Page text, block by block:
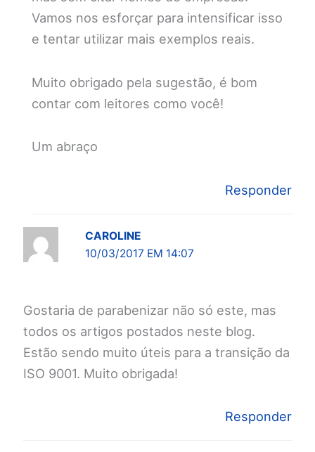
Vamos nos esforçar para intensificar isso
e tentar utilizar mais exemplos reais.
Muito obrigado pela sugestão, é bom
contar com leitores como você!
Um abraço
Responder
CAROLINE
10/03/2017 EM 14:07
Gostaria de parabenizar não só este, mas
todos os artigos postados neste blog.
Estão sendo muito úteis para a transição da
ISO 9001. Muito obrigada!
Responder